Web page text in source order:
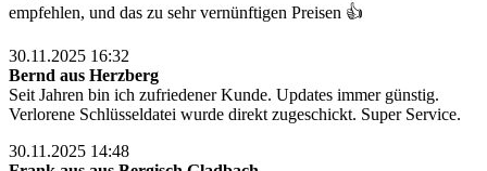
empfehlen, und das zu sehr vernünftigen Preisen 👍
30.11.2025 16:32
Bernd aus Herzberg
Seit Jahren bin ich zufriedener Kunde. Updates immer günstig.
Verlorene Schlüsseldatei wurde direkt zugeschickt. Super Service.
30.11.2025 14:48